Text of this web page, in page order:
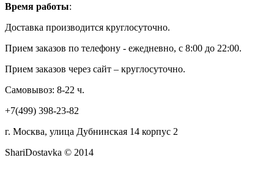
Время работы:
Доставка производится круглосуточно.
Прием заказов по телефону - ежедневно, с 8:00 до 22:00.
Прием заказов через сайт – круглосуточно.
Самовывоз: 8-22 ч.
+7(499) 398-23-82
г. Москва, улица Дубнинская 14 корпус 2
ShariDostavka © 2014